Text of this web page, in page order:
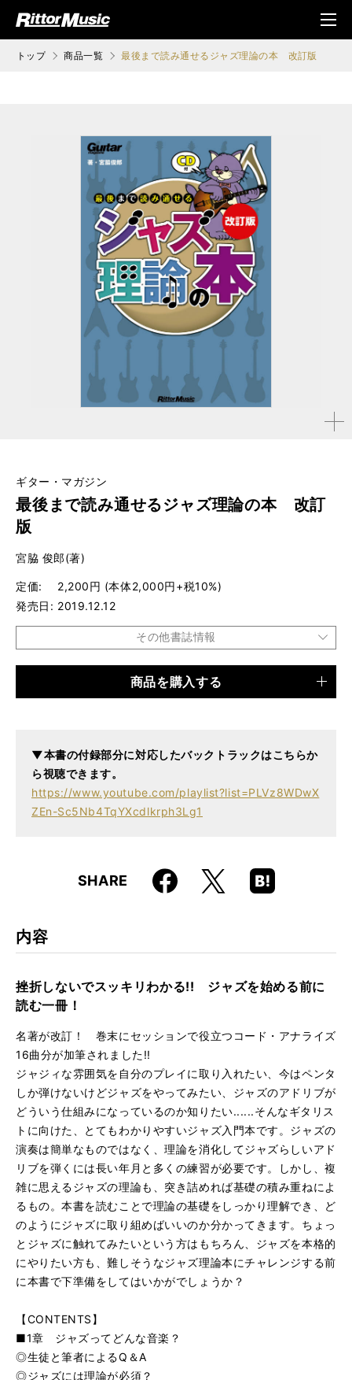
ジック (Rittor Musi
メニ
ュ
トップ 商品一覧 最後まで読み通せるジャズ理論の本 改訂版
拡大す
ギター・マガジン
最後まで読み通せるジャズ理論の本 改訂
版
宮脇 俊郎(著)
定価
2,200円 (本体2,000円+税10%)
発売日
2019.12.12
その他書誌情報
商品を購入する
▼本書の付録部分に対応したバックトラックはこちらか
ら視聴できます。
https://www.youtube.com/playlist?list=PLVz8WDwX
ZEn-Sc5Nb4TqYXcdlkrph3Lg1
SHARE Faceboo
k
X
Hatena
Boo
内容
挫折しないでスッキリわかる!! ジャズを始める前に
読む一冊！
名著が改訂！ 巻末にセッションで役立つコード・アナライズ
16曲分が加筆されました!!
ジャジィな雰囲気を自分のプレイに取り入れたい、今はペンタ
しか弾けないけどジャズをやってみたい、ジャズのアドリブが
どういう仕組みになっているのか知りたい......そんなギタリス
トに向けた、とてもわかりやすいジャズ入門本です。ジャズの
演奏は簡単なものではなく、理論を消化してジャズらしいアド
リブを弾くには長い年月と多くの練習が必要です。しかし、複
雑に思えるジャズの理論も、突き詰めれば基礎の積み重ねによ
るもの。本書を読むことで理論の基礎をしっかり理解でき、ど
のようにジャズに取り組めばいいのか分かってきます。ちょっ
とジャズに触れてみたいという方はもちろん、ジャズを本格的
にやりたい方も、難しそうなジャズ理論本にチャレンジする前
に本書で下準備をしてはいかがでしょうか？
【CONTENTS】
■1章 ジャズってどんな音楽？
◎生徒と筆者によるQ＆A
◎ジャズには理論が必須？